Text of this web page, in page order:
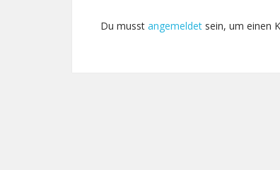
Du musst angemeldet sein, um einen